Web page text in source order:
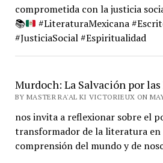
comprometida con la justicia
📚
#LiteraturaMexicana
#JusticiaSocial #Espiritualidad
Murdoch: La Salvación por las
BY MASTER RA'AL KI VICTORIEUX ON
nos invita a reflexionar sobre el
transformador de la literatura en
comprensión del mundo y de